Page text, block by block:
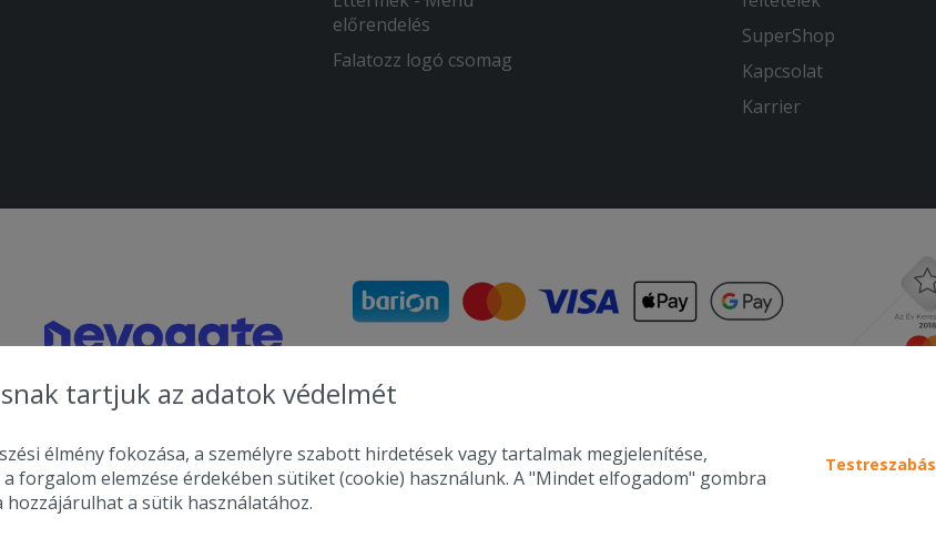
előrendelés
Falatozz logó csomag
SuperShop
Kapcsolat
Karrier
2010-2026 Copyright - Falatozz.hu - Diston-line Kft.
tartjuk az adatok védelmét
élmény fokozása, a személyre szabott hirdetések vagy tartalmak megjelenítése,
forgalom elemzése érdekében sütiket (cookie) használunk. A "Mindet elfogadom" gombra
a sütik használatához.
Testreszabás